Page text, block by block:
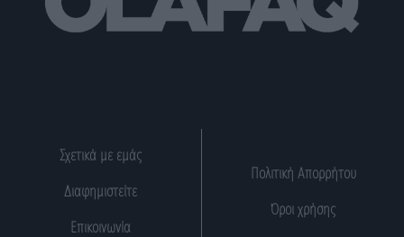
Σχετικά με εμάς
Διαφημιστείτε
Επικοινωνία
Πολιτική Απορρήτου
Όροι χρήσης